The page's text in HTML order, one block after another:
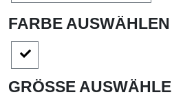
FARBE AUSWÄHLEN
GRÖSSE AUSWÄHLEN